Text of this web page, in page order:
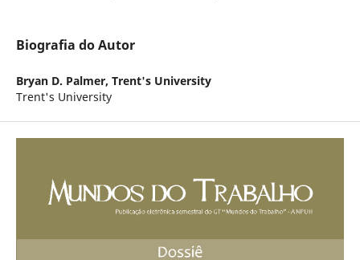
Biografia do Autor
Bryan D. Palmer, Trent's University
Trent's University